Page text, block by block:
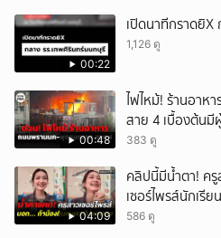
00:22
เปิดนาทีกราดยิX
1,126 ดู
00:48
ไฟไหม้! ร้านอา
สาย 4 เบื้องต้นมี
383 ดู
04:09
คลิปนี้มีน้ำตา! ค
เซอร์ไพรส์นักเรี
w
586 ดู